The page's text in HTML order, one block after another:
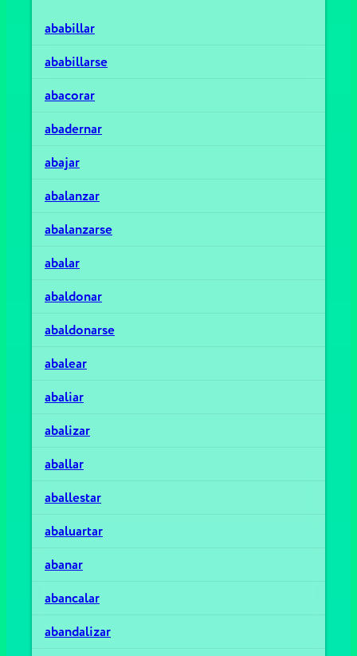
ababillar
ababillarse
abacorar
abadernar
abajar
abalanzar
abalanzarse
abalar
abaldonar
abaldonarse
abalear
abaliar
abalizar
aballar
aballestar
abaluartar
abanar
abancalar
abandalizar